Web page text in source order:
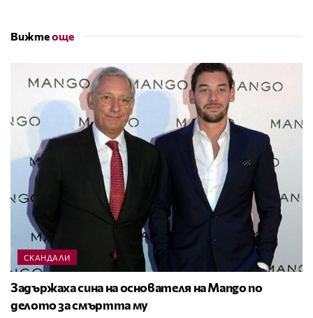
Вижтеоще
СКАНДАЛИ
Задържаха сина на основателя на Mango по
делото за смъртта му